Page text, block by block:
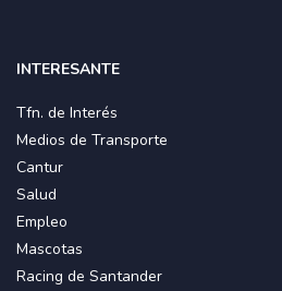
INTERESANTE
Tfn. de Interés
Medios de Transporte
Cantur
Salud
Empleo
Mascotas
Racing de Santander